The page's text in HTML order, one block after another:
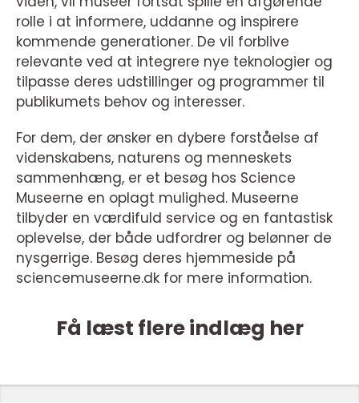
rolle i at informere, uddanne og inspirere
kommende generationer. De vil forblive
relevante ved at integrere nye teknologier og
tilpasse deres udstillinger og programmer til
publikumets behov og interesser.
For dem, der ønsker en dybere forståelse af
videnskabens, naturens og menneskets
sammenhæng, er et besøg hos Science
Museerne en oplagt mulighed. Museerne
tilbyder en værdifuld service og en fantastisk
oplevelse, der både udfordrer og belønner de
nysgerrige. Besøg deres hjemmeside på
sciencemuseerne.dk for mere information.
Få læst flere indlæg her